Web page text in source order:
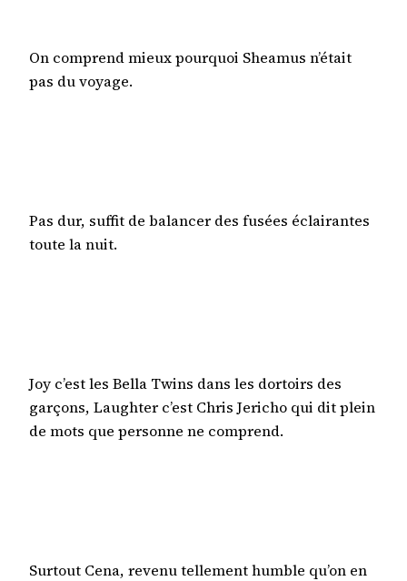
On comprend mieux pourquoi Sheamus n’était
pas du voyage.
Pas dur, suffit de balancer des fusées éclairantes
toute la nuit.
Joy c’est les Bella Twins dans les dortoirs des
garçons, Laughter c’est Chris Jericho qui dit plein
de mots que personne ne comprend.
Surtout Cena, revenu tellement humble qu’on en